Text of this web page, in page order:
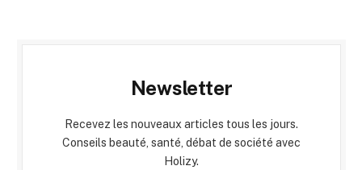
Newsletter
Recevez les nouveaux articles tous les jours.
Conseils beauté, santé, débat de société avec
Holizy.